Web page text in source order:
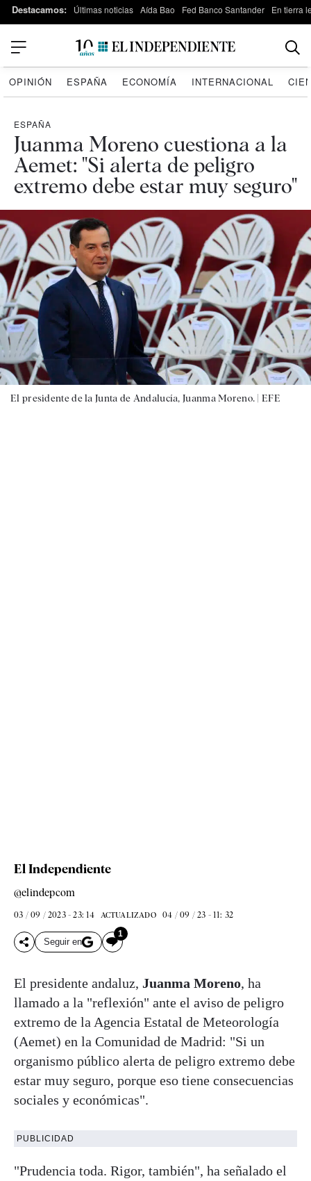
Destacamos: Últimas noticias Aída Bao Fed Banco Santander En tierra
OPINIÓN ESPAÑA ECONOMÍA INTERNACIONAL
ESPAÑA
Juanma Moreno cuestiona a la
Aemet: "Si alerta de peligro
extremo debe estar muy seguro"
El presidente de la Junta de Andalucía, Juanma Moreno. |EFE
El Independiente
@elindepcom
03 / 09 / 2023 - 23: 14 ACTUALIZADO 04 / 09 / 23 - 11: 32
Seguir en
1
El presidente andaluz, Juanma Moreno, ha
llamado a la "reflexión" ante el aviso de peligro
extremo de la Agencia Estatal de Meteorología
(Aemet) en la Comunidad de Madrid: "Si un
organismo público alerta de peligro extremo debe
estar muy seguro, porque eso tiene consecuencias
sociales y económicas".
PUBLICIDAD
"Prudencia toda. Rigor, también", ha señalado el